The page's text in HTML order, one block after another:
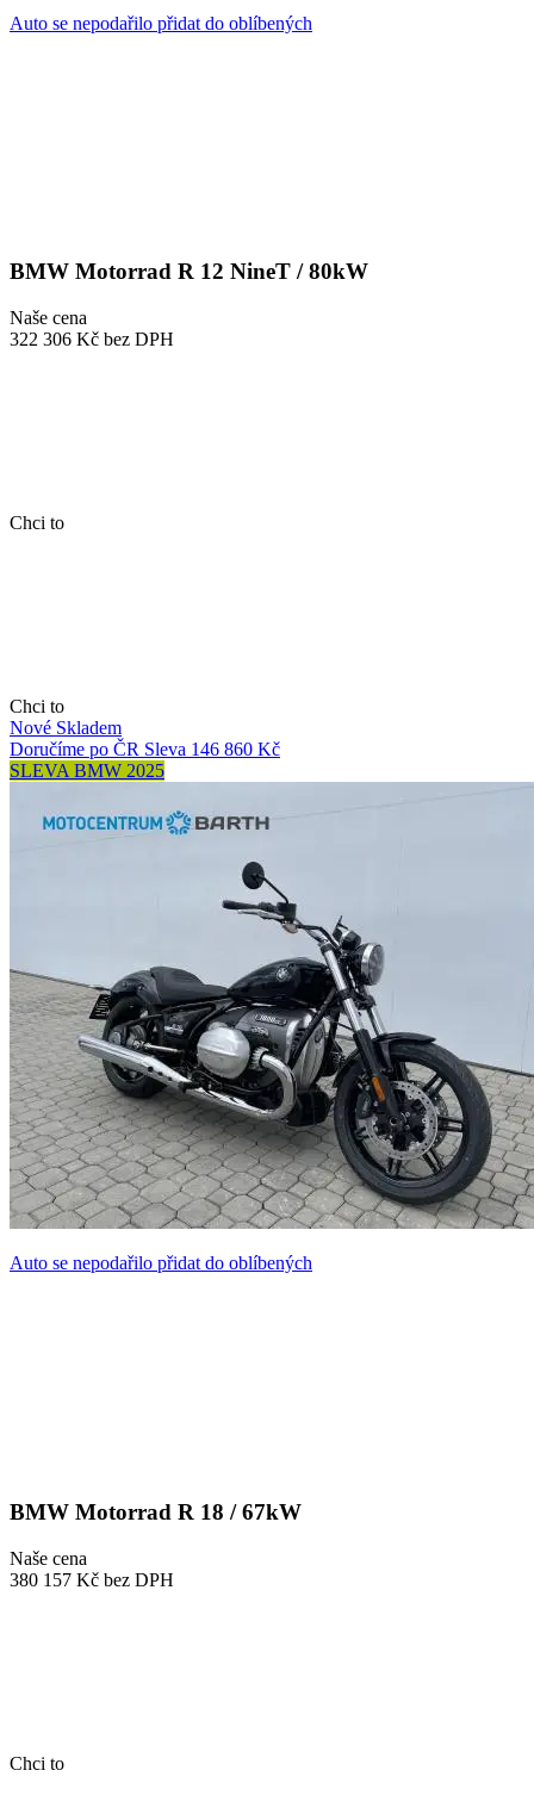
Auto se nepodařilo přidat do oblíbených
BMW Motorrad R 12 NineT / 80kW
Naše cena
322 306 Kč bez DPH
Chci to
Chci to
Nové Skladem
Doručíme po ČR Sleva 146 860 Kč
SLEVA BMW 2025
Auto se nepodařilo přidat do oblíbených
BMW Motorrad R 18 / 67kW
Naše cena
380 157 Kč bez DPH
Chci to